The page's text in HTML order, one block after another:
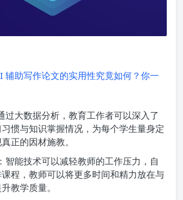
辅助写作论文的实用性究竟如何？你一
过大数据分析，教育工作者可以深入了
惯与知识掌握情况，为每个学生量身定
正的因材施教。
：智能技术可以减轻教师的工作压力，自
程，教师可以将更多时间和精力放在与
教学质量。